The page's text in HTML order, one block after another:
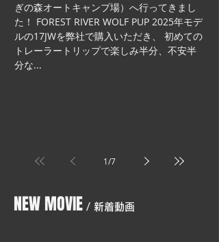
ぎの森オートキャンプ場）へ行ってきまし
た！ FOREST RIVER WOLF PUP 2025年モデ
ルの17JWを弊社で購入いただき、 初めての
トレーラートリップで楽しみ半分、不安半
分な...
1/7
NEW MOVIE / 新着動画